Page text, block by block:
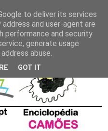
to deliver its services
and user-agent are
performance and security
generate usage
abuse.
GOT IT